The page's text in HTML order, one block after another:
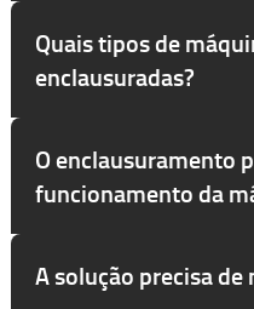
Quais tipos de
enclausuradas?
O enclausuramento
funcionamento da
A solução precisa de